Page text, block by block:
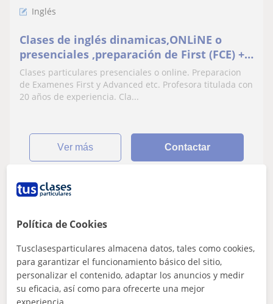
Inglés
Clases de inglés dinamicas,ONLiNE o
presenciales ,preparación de First (FCE) +
Advanced (CAE) +otros niveles según tus
necesidades-Irun/Hendaye
Clases particulares presenciales o online. Preparacion
de Examenes First y Advanced etc. Profesora titulada con
20 años de experiencia. Cla...
ver más Contactar
20€/h 1ª clase gratis
★ 5,0 (1 valoraciones)
Donostia-San Sebastián, Astig...
Política de Cookies
Tusclasesparticulares almacena datos, tales como cookies,
para garantizar el funcionamiento básico del sitio,
personalizar el contenido, adaptar los anuncios y medir
su eficacia, así como para ofrecerte una mejor
experiencia.